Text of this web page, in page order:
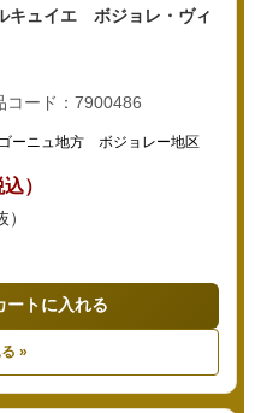
キュイエ ボジョレ・ヴィ
コード：7900486
ーニュ地方 ボジョレー地区
）
ートに入れる
»